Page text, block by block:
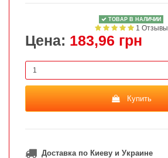
ТОВАР В НАЛИЧИИ
1 Отзывы
Цена: 183,96 грн
Купить
Доставка по Киеву и Украине